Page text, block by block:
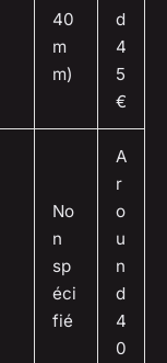
40
m
m)
d
4
5
€
No
n
sp
éci
fié
A
r
o
u
n
d
4
0